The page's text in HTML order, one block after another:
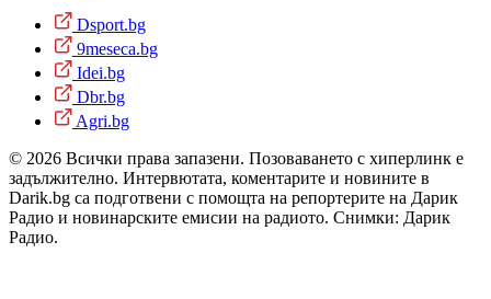
Dsport.bg
9meseca.bg
Idei.bg
Dbr.bg
Agri.bg
© 2026 Всички права запазени. Позоваването с хиперлинк е
задължително. Интервютата, коментарите и новините в
Darik.bg са подготвени с помощта на репортерите на Дарик
Радио и новинарските емисии на радиото. Снимки: Дарик
Радио.